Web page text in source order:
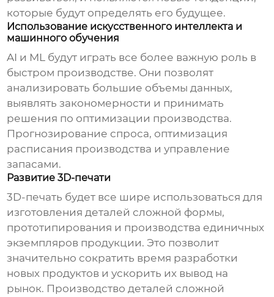
которые будут определять его будущее.
Использование искусственного интеллекта и
машинного обучения
AI и ML будут играть все более важную роль в
быстром производстве. Они позволят
анализировать большие объемы данных,
выявлять закономерности и принимать
решения по оптимизации производства.
Прогнозирование спроса, оптимизация
расписания производства и управление
запасами.
Развитие 3D-печати
3D-печать будет все шире использоваться для
изготовления деталей сложной формы,
прототипирования и производства единичных
экземпляров продукции. Это позволит
значительно сократить время разработки
новых продуктов и ускорить их вывод на
рынок. Производство деталей сложной